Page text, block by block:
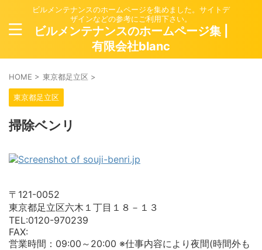
ビルメンテナンスのホームページを集めました。サイトデ
ザインなどの参考にご利用下さい。
ビルメンテナンスのホームページ集 |
有限会社blanc
HOME > 東京都足立区 >
東京都足立区
掃除ベンリ
〒121-0052
東京都足立区六木１丁目１８－１３
TEL:0120-970239
FAX:
営業時間：09:00～20:00 ※仕事内容により夜間(時間外も